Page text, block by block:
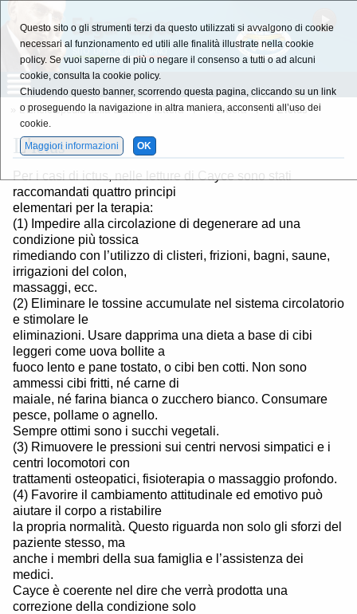
L'Enciclopedia della Salute » lettera - I - »Lettera - I - » L'Ictus
L'Ictus
Per i casi di ictus, nelle letture di Cayce sono stati
raccomandati quattro principi
elementari per la terapia:
(1) Impedire alla circolazione di degenerare ad una
condizione più tossica
rimediando con l’utilizzo di clisteri, frizioni, bagni, saune,
irrigazioni del colon,
massaggi, ecc.
(2) Eliminare le tossine accumulate nel sistema circolatorio
e stimolare le
eliminazioni. Usare dapprima una dieta a base di cibi
leggeri come uova bollite a
fuoco lento e pane tostato, o cibi ben cotti. Non sono
ammessi cibi fritti, né carne di
maiale, né farina bianca o zucchero bianco. Consumare
pesce, pollame o agnello.
Sempre ottimi sono i succhi vegetali.
(3) Rimuovere le pressioni sui centri nervosi simpatici e i
centri locomotori con
trattamenti osteopatici, fisioterapia o massaggio profondo.
(4) Favorire il cambiamento attitudinale ed emotivo può
aiutare il corpo a ristabilire
la propria normalità. Questo riguarda non solo gli sforzi del
paziente stesso, ma
anche i membri della sua famiglia e l’assistenza dei
medici.
Cayce è coerente nel dire che verrà prodotta una
correzione della condizione solo
Questo sito o gli strumenti terzi da questo utilizzati si avvalgono di cookie
necessari al funzionamento ed utili alle finalità illustrate nella cookie
policy. Se vuoi saperne di più o negare il consenso a tutti o ad alcuni
cookie, consulta la cookie policy.
Chiudendo questo banner, scorrendo questa pagina, cliccando su un link
o proseguendo la navigazione in altra maniera, acconsenti all’uso dei
cookie.
Maggiori informazioni
OK